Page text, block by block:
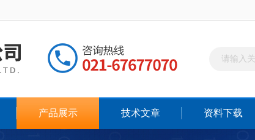
产品展示 技术文章 资料下载